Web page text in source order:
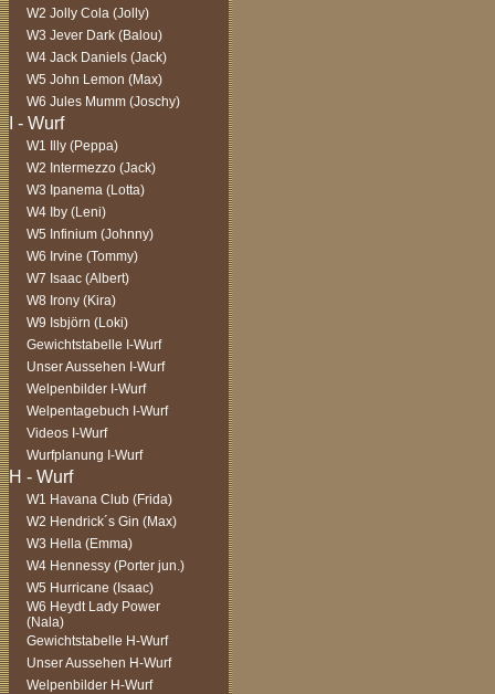
W2 Jolly Cola (Jolly)
W3 Jever Dark (Balou)
W4 Jack Daniels (Jack)
W5 John Lemon (Max)
W6 Jules Mumm (Joschy)
W1 Illy (Peppa)
W2 Intermezzo (Jack)
W3 Ipanema (Lotta)
W4 Iby (Leni)
W5 Infinium (Johnny)
W6 Irvine (Tommy)
W7 Isaac (Albert)
W8 Irony (Kira)
W9 Isbjörn (Loki)
Gewichtstabelle I-Wurf
Unser Aussehen I-Wurf
Welpenbilder I-Wurf
Welpentagebuch I-Wurf
Videos I-Wurf
Wurfplanung I-Wurf
W1 Havana Club (Frida)
W2 Hendrick´s Gin (Max)
W3 Hella (Emma)
W4 Hennessy (Porter jun.)
W5 Hurricane (Isaac)
W6 Heydt Lady Power
(Nala)
Gewichtstabelle H-Wurf
Unser Aussehen H-Wurf
Welpenbilder H-Wurf